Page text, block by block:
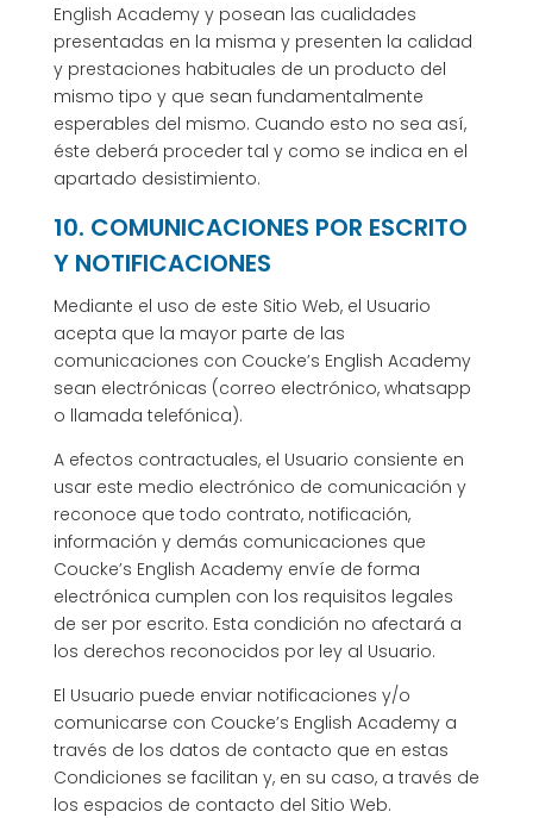
English Academy y posean las cualidades
presentadas en la misma y presenten la calidad
y prestaciones habituales de un producto del
mismo tipo y que sean fundamentalmente
esperables del mismo. Cuando esto no sea así,
éste deberá proceder tal y como se indica en el
apartado desistimiento.
10. COMUNICACIONES POR ESCRITO
Y NOTIFICACIONES
Mediante el uso de este Sitio Web, el Usuario
acepta que la mayor parte de las
comunicaciones con Coucke’s English Academy
sean electrónicas (correo electrónico, whatsapp
o llamada telefónica).
A efectos contractuales, el Usuario consiente en
usar este medio electrónico de comunicación y
reconoce que todo contrato, notificación,
información y demás comunicaciones que
Coucke’s English Academy envíe de forma
electrónica cumplen con los requisitos legales
de ser por escrito. Esta condición no afectará a
los derechos reconocidos por ley al Usuario.
El Usuario puede enviar notificaciones y/o
comunicarse con Coucke’s English Academy a
través de los datos de contacto que en estas
Condiciones se facilitan y, en su caso, a través de
los espacios de contacto del Sitio Web.